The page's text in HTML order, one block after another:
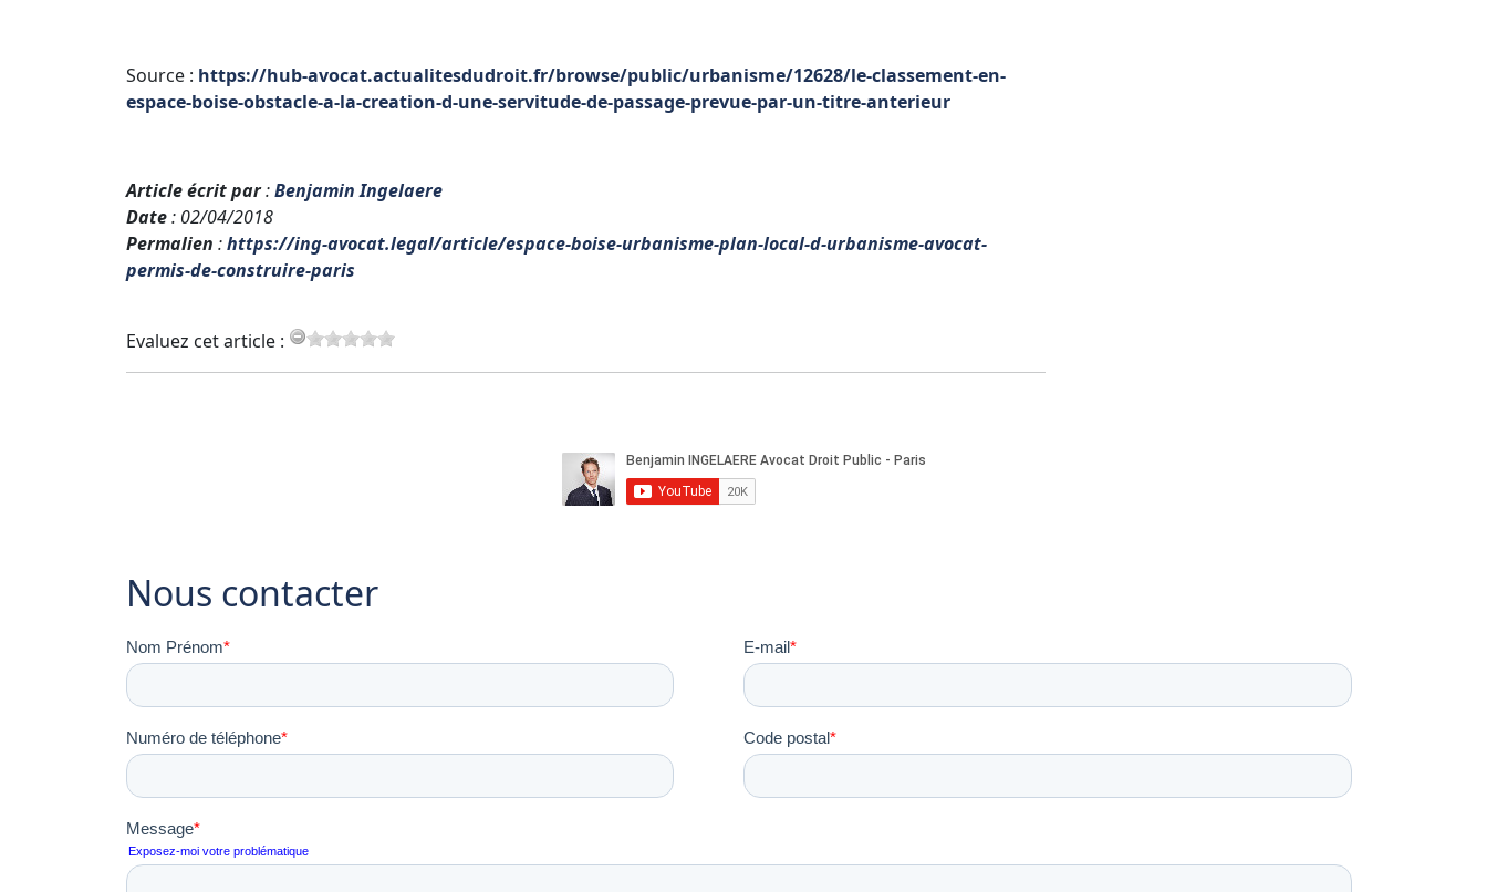
Source : https://hub-avocat.actualitesdudroit.fr/browse/public/urbanisme/12628/le-classement-en-
espace-boise-obstacle-a-la-creation-d-une-servitude-de-passage-prevue-par-un-titre-anterieur
Article écrit par:Benjamin Ingelaere
Date: 02/04/2018
Permalien :https://ing-avocat.legal/article/espace-boise-urbanisme-plan-local-d-urbanisme-avocat-
permis-de-construire-paris
Evaluez cet article :
Nous contacter